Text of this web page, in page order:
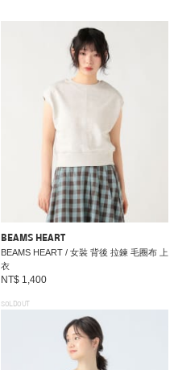
BEAMS HEART
BEAMS HEART / 女裝 背後 拉鍊 毛圈布 上
衣
NT$ 1,400
SOLDOUT